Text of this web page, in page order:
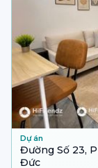
Dự án
Đường Số 23,
Đức